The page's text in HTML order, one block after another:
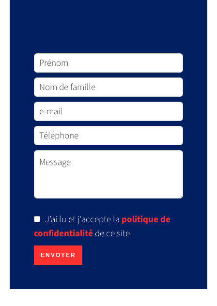
J’ai lu et j'accepte la politique de
confidentialitéde ce site
ENVOYER